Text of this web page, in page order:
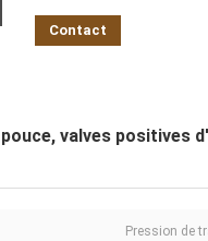
Contact
valves positives
Pression de